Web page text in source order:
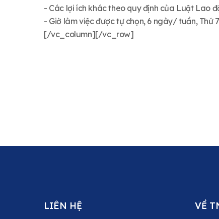
- Các lợi ích khác theo quy định của Luật Lao
- Giờ làm việc được tự chọn, 6 ngày/ tuần,
[/vc_column][/vc_row]
LIÊN HỆ VỀ